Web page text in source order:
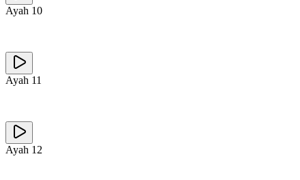
Ayah 10
Ayah 11
Ayah 12